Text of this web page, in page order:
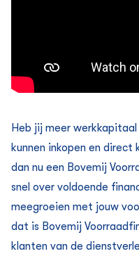
Heb jij meer
kunnen inkopen en direct
dan nu een Bovemij
snel over voldoende
meegroeien met jouw
dat is Bovemij
klanten van de